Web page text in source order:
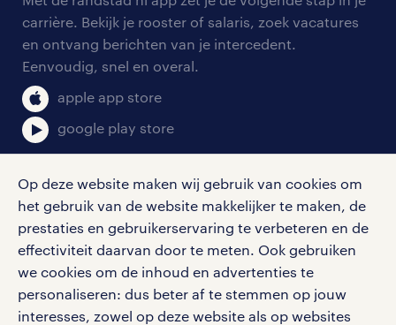
Op deze website maken wij gebruik van cookies om
het gebruik van de website makkelijker te maken, de
prestaties en gebruikerservaring te verbeteren en de
effectiviteit daarvan door te meten. Ook gebruiken
we cookies om de inhoud en advertenties te
personaliseren: dus beter af te stemmen op jouw
interesses, zowel op deze website als op websites
aanmelden nieuwsbrief
blogs en artikelen
salarischecker
bruto-netto calculator
onze vestigingen
pers
carrière. Bekijk je rooster of salaris, zoek vacatures
en ontvang berichten van je intercedent.
Eenvoudig, snel en overal.
apple app store
google play store
social media
Volg ons voor de leukste content omtrent
vacatures, solliciteren en inspiratie.